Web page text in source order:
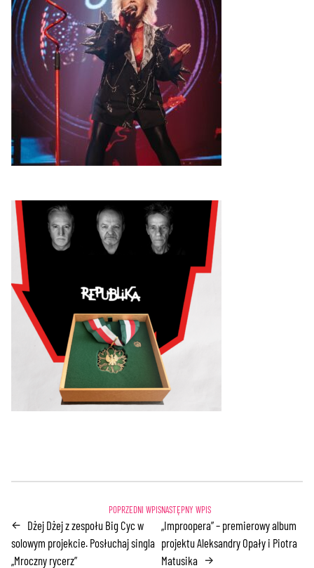
← Dżej Dżej z zespołu Big Cyc w
solowym projekcie. Posłuchaj singla
„Mroczny rycerz”
„Improopera” – premierowy album
projektu Aleksandry Opały i Piotra
Matusika →